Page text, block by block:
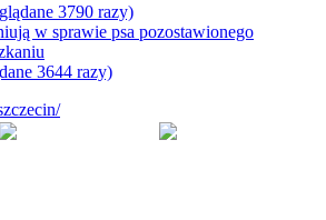
3790 razy)
w sprawie psa pozostawionego
3644 razy)